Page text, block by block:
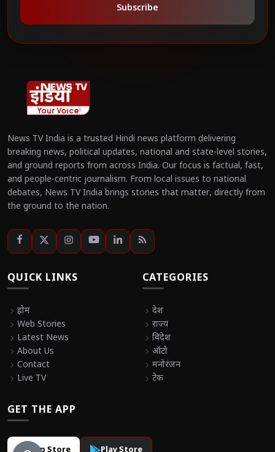
Subscribe
News TV India is a trusted Hindi news platform delivering
breaking news, political updates, national and state-level stories,
and ground reports from across India. Our focus is factual, fast,
and people-centric journalism. From local issues to national
debates, News TV India brings stories that matter, directly from
the ground to the nation.
QUICK LINKS
chevron_right होम
chevron_right Web Stories
chevron_right Latest News
chevron_right About Us
chevron_right Contact
chevron_right Live TV
CATEGORIES
chevron_right देश
chevron_right राज्य
chevron_right विदेश
chevron_right ऑटो
chevron_right मनोरंजन
chevron_right टेक
GET THE APP
App Store Play Store